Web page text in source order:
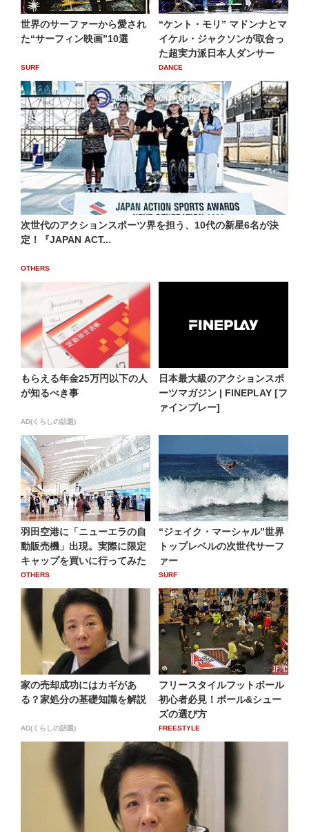
世界のサーファーから愛され
た“サーフィン映画”10選
SURF
“ケント・モリ” マドンナとマ
イケル・ジャクソンが取合っ
た超実力派日本人ダンサー
DANCE
次世代のアクションスポーツ界を担う、10代の新星6名が決
定！『JAPAN ACT...
OTHERS
もらえる年金25万円以下の人
が知るべき事
AD(くらしの話題)
日本最大級のアクションスポ
ーツマガジン | FINEPLAY [フ
ァインプレー]
羽田空港に「ニューエラの自
動販売機」出現。実際に限定
キャップを買いに行ってみた
OTHERS
“ジェイク・マーシャル”世界
トップレベルの次世代サーフ
ァー
SURF
家の売却成功にはカギがあ
る？家処分の基礎知識を解説
AD(くらしの話題)
フリースタイルフットボール
初心者必見！ボール&シュー
ズの選び方
FREESTYLE